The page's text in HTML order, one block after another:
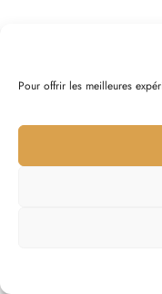
Pour offrir les meilleures